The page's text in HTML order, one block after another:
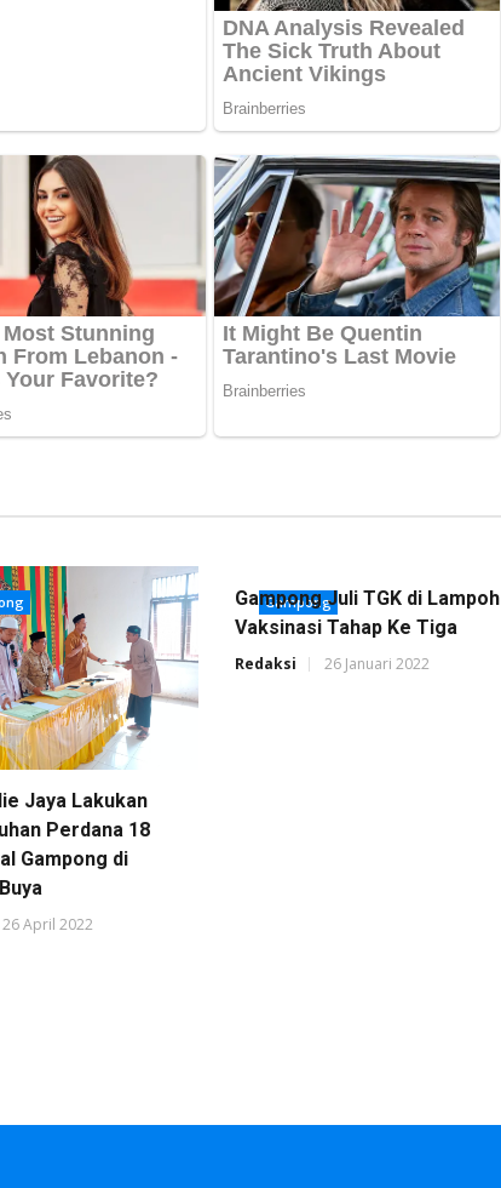
Jaya Lakukan
Perdana 18
Gampong di
26 April 2022
Gampong
Gampong Juli TGK di Lampoh
Vaksinasi Tahap Ke Tiga
Redaksi 26 Januari 2022